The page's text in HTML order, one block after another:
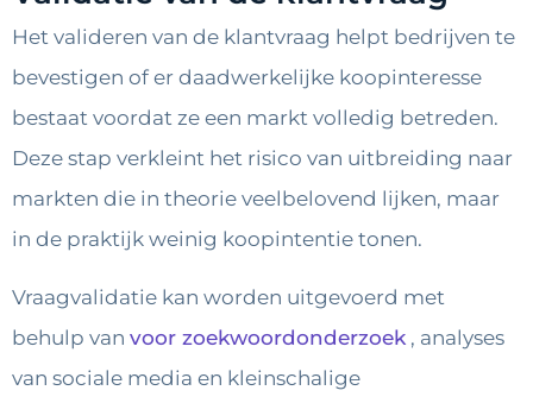
Het valideren van de klantvraag helpt bedrijven te
bevestigen of er daadwerkelijke koopinteresse
bestaat voordat ze een markt volledig betreden.
Deze stap verkleint het risico van uitbreiding naar
markten die in theorie veelbelovend lijken, maar
in de praktijk weinig koopintentie tonen.
Vraagvalidatie kan worden uitgevoerd met
behulp van voor zoekwoordonderzoek , analyses
van sociale media en kleinschalige